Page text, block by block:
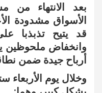
بعد الانتهاء من
الأسواق مشدودة
قد يتيح تذبذبا
وانخفاض ملحوظين
أرباح جيدة ضمن
وخلال يوم الأربعاء